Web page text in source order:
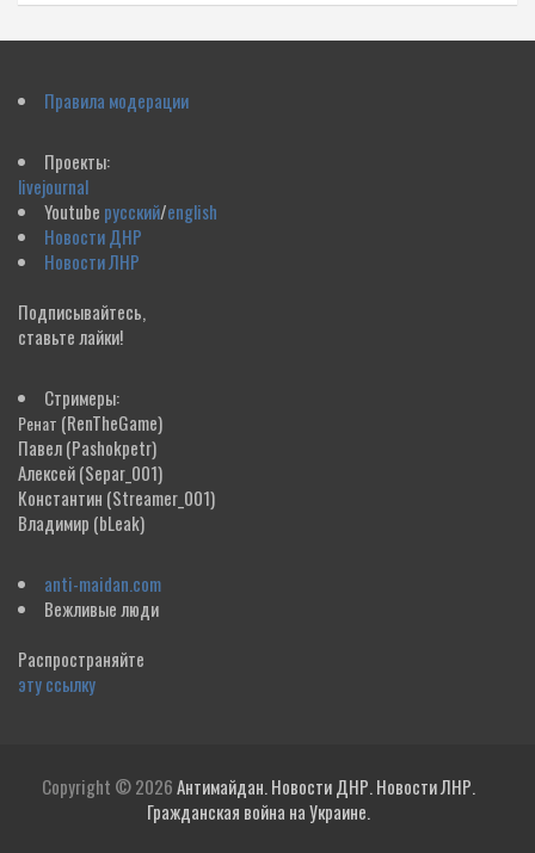
Правила модерации
Проекты:
livejournal
Youtube русский/english
Новости ДНР
Новости ЛНР
Подписывайтесь,
ставьте лайки!
Стримеры:
Ренат (RenTheGame)
Павел(Pashokpetr)
Алексей(Separ_001)
Константин (Streamer_001)
Владимир (bLeak)
anti-maidan.com
Вежливые люди
Распространяйте
эту ссылку
Copyright © 2026Антимайдан. Новости ДНР. Новости ЛНР.
Гражданская война на Украине.